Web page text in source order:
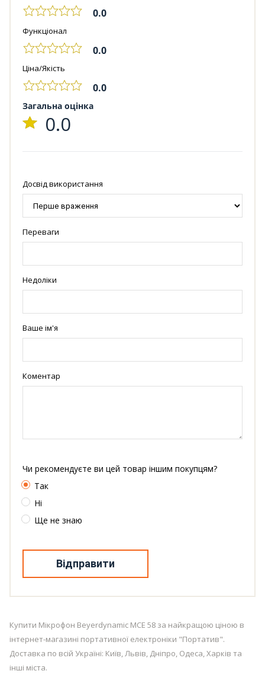
0.0
Функціонал
0.0
Ціна/Якість
0.0
Загальна оцінка
0.0
Досвід використання
Переваги
Недоліки
Ваше ім'я
Коментар
Чи рекомендуєте ви цей товар іншим покупцям?
Так
Ні
Ще не знаю
Відправити
Купити Мікрофон Beyerdynamic MCE 58 за найкращою ціною в
інтернет-магазині портативної електроніки "Портатив".
Доставка по всій Україні: Київ, Львів, Дніпро, Одеса, Харків та
інші міста.